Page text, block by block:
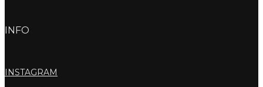
INFO
INSTAGRAM